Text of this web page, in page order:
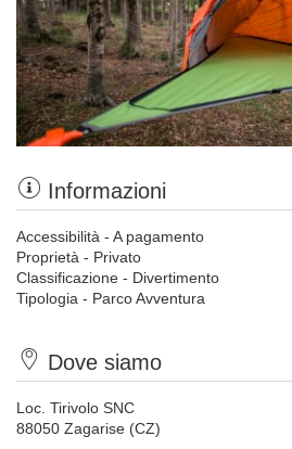
Informazioni
Accessibilità - A pagamento
Proprietà - Privato
Classificazione - Divertimento
Tipologia - Parco Avventura
Dove siamo
Loc. Tirivolo SNC
88050 Zagarise (CZ)